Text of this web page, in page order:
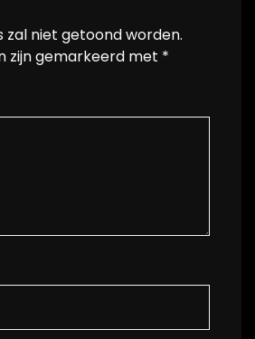
niet getoond worden.
zijn gemarkeerd met *